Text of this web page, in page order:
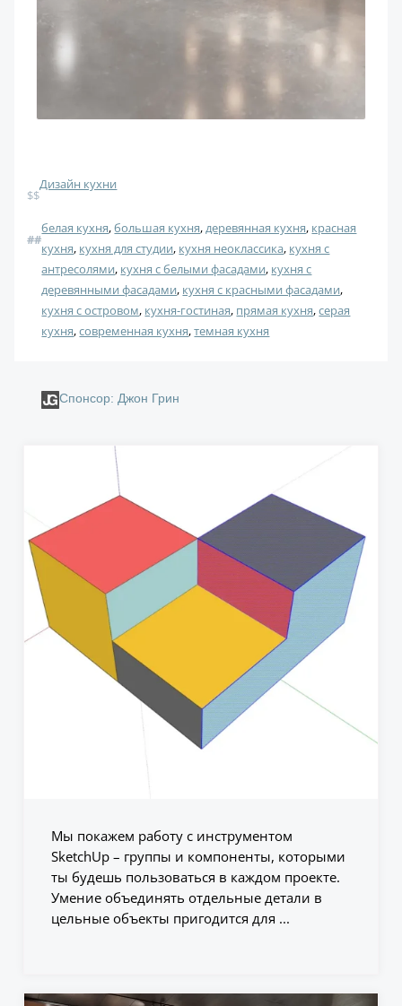
$$
Дизайн кухни
##
белая кухня, большая кухня, деревянная кухня, красная
кухня, кухня для студии, кухня неоклассика, кухня с
антресолями, кухня с белыми фасадами, кухня с
деревянными фасадами, кухня с красными фасадами
кухня с островом, кухня-гостиная, прямая кухня, серая
кухня, современная кухня, темная кухня
Спонсор: Джон Грин
Мы покажем работу с инструментом
SketchUp – группы и компоненты, которыми
ты будешь пользоваться в каждом проекте.
Умение объединять отдельные детали в
цельные объекты пригодится для ...